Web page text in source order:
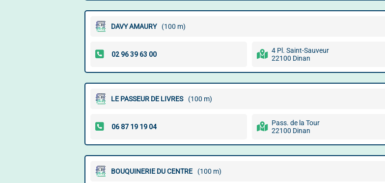
DAVY AMAURY (100 m)
4 Pl. Saint-Sauveur
22100 Dinan
LE PASSEUR DE LIVRES (100 m)
Pass. de la Tour
22100 Dinan
BOUQUINERIE DU CENTRE (100 m)